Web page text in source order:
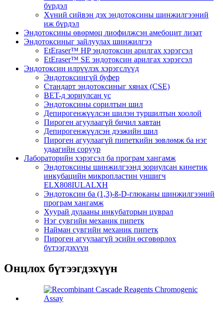
бүрдэл
Хүний сийвэн дэх эндотоксины шинжилгээний
иж бүрдэл
Эндотоксины өвөрмөц лиофилжсэн амебоцит лизат
Эндотоксиныг зайлуулах шинжилгээ
EtEraser™ HP эндотоксин арилгах хэрэгсэл
EtEraser™ SE эндотоксин арилгах хэрэгсэл
Эндотоксин илрүүлэх хэрэгслүүд
Эндотоксингүй буфер
Стандарт эндотоксиныг хянах (CSE)
BET-д зориулсан ус
Эндотоксины сорилтын шил
Депирогенжүүлсэн шилэн туршилтын хоолой
Пироген агуулаагүй бичил хавтан
Депирогенжүүлсэн дээжийн шил
Пироген агуулаагүй пипеткийн зөвлөмж ба нэг
удаагийн соруур
Лабораторийн хэрэгсэл ба програм хангамж
Эндотоксины шинжилгээнд зориулсан кинетик
инкубацийн микропластин уншигч
ELX808IULALXH
Эндотоксин ба (1,3)-ß-D-глюканы шинжилгээний
програм хангамж
Хуурай дулааны инкубаторын цуврал
Нэг сувгийн механик пипетк
Найман сувгийн механик пипетк
Пироген агуулаагүй эсийн өсгөвөрлөх
бүтээгдэхүүн
Онцлох бүтээгдэхүүн